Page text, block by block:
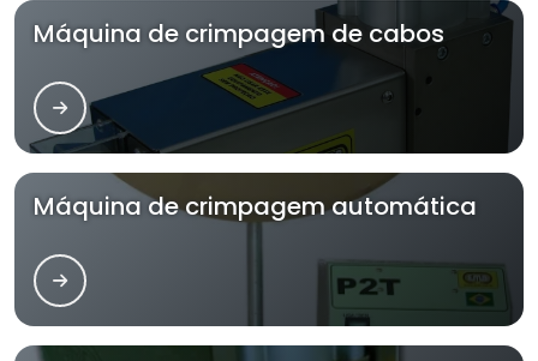
Máquina de crimpagem de cabos
Máquina de crimpagem automática